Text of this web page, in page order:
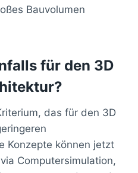
Bauvolumen
für den 3D
das für den 3D
Konzepte können jetzt
Computersimulation,